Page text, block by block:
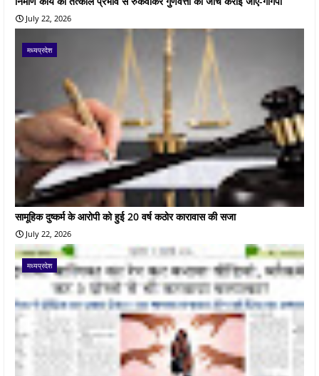
July 22, 2026
मध्यप्रदेश
सामूहिक दुष्कर्म के आरोपी को हुई 20 वर्ष कठोर कारावास की सजा
July 22, 2026
मध्यप्रदेश